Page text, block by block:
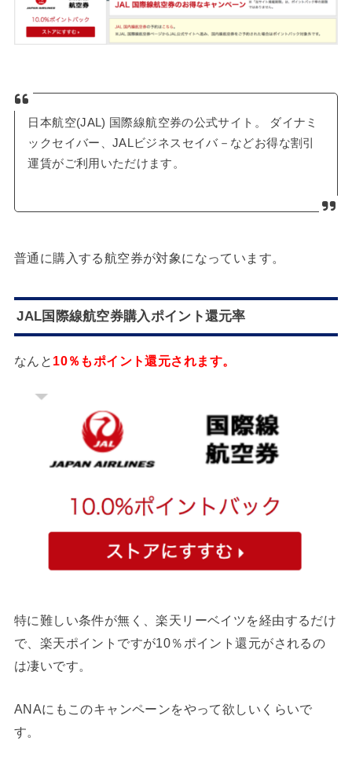
日本航空(JAL) 国際線航空券の公式サイト。 ダイナミ
ックセイバー、JALビジネスセイバ－などお得な割引
運賃がご利用いただけます。
普通に購入する航空券が対象になっています。
JAL国際線航空券購入ポイント還元率
なんと 10％もポイント還元されます。
特に難しい条件が無く、楽天リーベイツを経由するだけ
で、楽天ポイントですが10％ポイント還元がされるの
は凄いです。
ANAにもこのキャンペーンをやって欲しいくらいで
す。